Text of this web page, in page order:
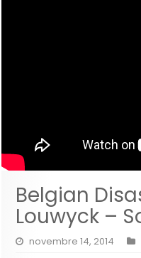
Belgian
Louwyck –
novembre 14, 2014